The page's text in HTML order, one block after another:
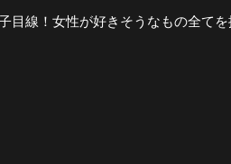
線！女性が好きそうなもの全てを